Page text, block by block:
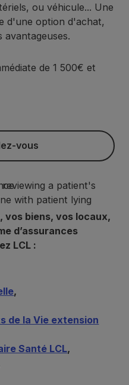
ou véhicule... Une
d'une option d'achat,
avantageuses.
de 1 500€ et
vous
vos biens, vos locaux,
d’assurances
LCL :
,
de la Vie extension
Santé LCL,